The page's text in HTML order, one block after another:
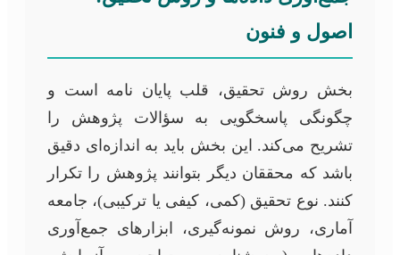
اصول و فنون
بخش روش تحقیق، قلب پایان نامه است و
چگونگی پاسخگویی به سؤالات پژوهش را
تشریح می‌کند. این بخش باید به اندازه‌ای دقیق
باشد که محققان دیگر بتوانند پژوهش را تکرار
کنند. نوع تحقیق (کمی، کیفی یا ترکیبی)، جامعه
آماری، روش نمونه‌گیری، ابزارهای جمع‌آوری